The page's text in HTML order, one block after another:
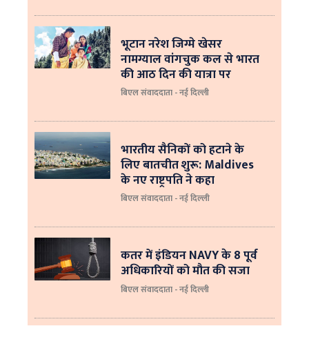
भूटान नरेश जिग्मे खेसर
नामग्याल वांगचुक कल से भारत
की आठ दिन की यात्रा पर
बिएल संवाददाता - नई दिल्ली
भारतीय सैनिकों को हटाने के
लिए बातचीत शुरू: Maldives
के नए राष्ट्रपति ने कहा
बिएल संवाददाता - नई दिल्‍ली
कतर में इंडियन NAVY के 8 पूर्व
अधिकारियों को मौत की सजा
बिएल संवाददाता - नई दिल्ली